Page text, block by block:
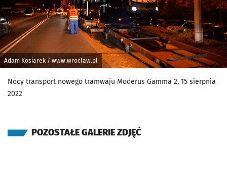
Adam Kosiarek / www.wroclaw.pl
Nocy transport nowego tramwaju Moderus Gamma 2, 15 sierpnia
2022
POZOSTAŁE GALERIE ZDJĘĆ